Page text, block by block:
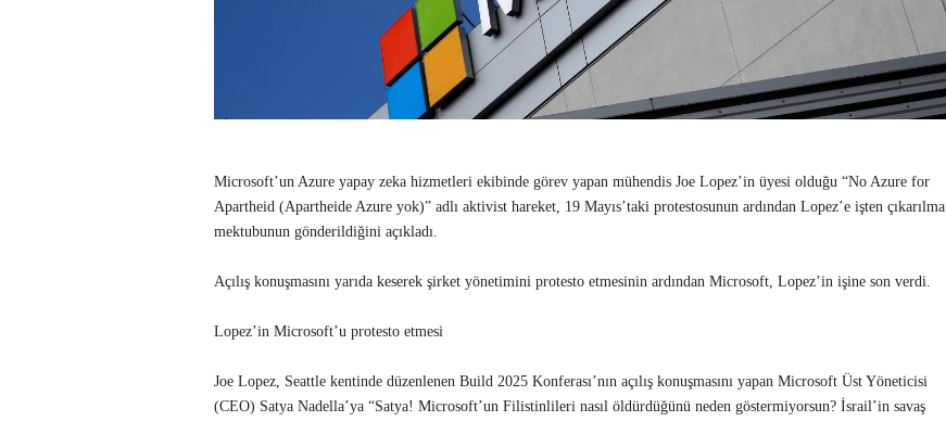
Microsoft’un Azure yapay zeka hizmetleri ekibinde görev yapan mühendis Joe Lopez’in üyesi olduğu “No Azure for
Apartheid (Apartheide Azure yok)” adlı aktivist hareket, 19 Mayıs’taki protestosunun ardından Lopez’e işten çıkarılma
mektubunun gönderildiğini açıkladı.
Açılış konuşmasını yarıda keserek şirket yönetimini protesto etmesinin ardından Microsoft, Lopez’in işine son verdi.
Lopez’in Microsoft’u protesto etmesi
Joe Lopez, Seattle kentinde düzenlenen Build 2025 Konferası’nın açılış konuşmasını yapan Microsoft Üst Yöneticisi
(CEO) Satya Nadella’ya “Satya! Microsoft’un Filistinlileri nasıl öldürdüğünü neden göstermiyorsun? İsrail’in savaş